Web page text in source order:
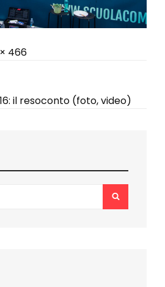
466
il resoconto (foto, video)
SEARCH